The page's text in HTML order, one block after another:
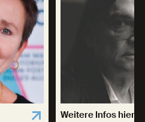
Weitere Infos hier!